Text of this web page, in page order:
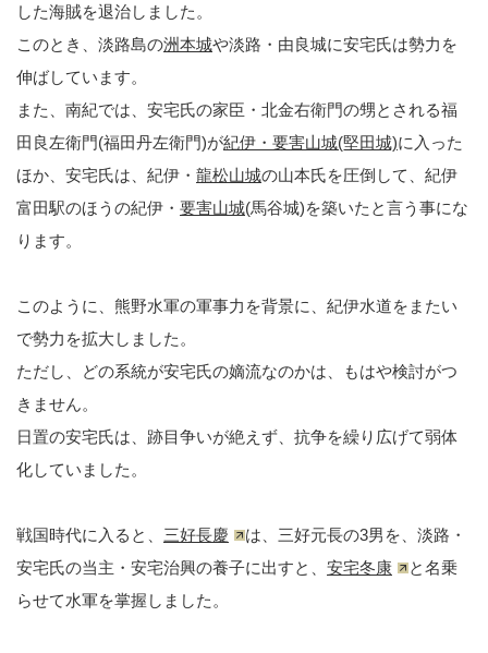
した海賊を退治しました。
このとき、淡路島の洲本城や淡路・由良城に安宅氏は勢力を
伸ばしています。
また、南紀では、安宅氏の家臣・北金右衛門の甥とされる福
田良左衛門(福田丹左衛門)が紀伊・要害山城(堅田城)に入った
ほか、安宅氏は、紀伊・ 龍松山城の山本氏を圧倒して、紀伊
富田駅のほうの紀伊・ 要害山城(馬谷城)を築いたと言う事にな
ります。
このように、熊野水軍の軍事力を背景に、紀伊水道をまたい
で勢力を拡大しました。
ただし、どの系統が安宅氏の嫡流なのかは、もはや検討がつ
きません。
日置の安宅氏は、跡目争いが絶えず、抗争を繰り広げて弱体
化していました。
戦国時代に入ると、 三好長慶
は、三好元長の3男を、淡路・
安宅氏の当主・安宅治興の養子に出すと、 安宅冬康
と名乗
らせて水軍を掌握しました。